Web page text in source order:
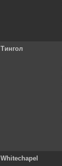
Тингол
Whitechapel